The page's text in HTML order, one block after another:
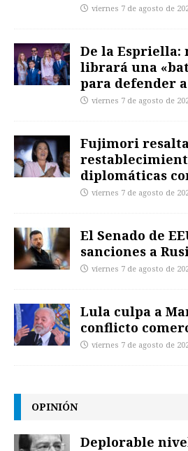
viernes 7 de agosto de
De la Espriella:
librará una
para defender
viernes 7 de agosto de
Fujimori
diplomáticas
viernes 7 de agosto de
El Senado de
sanciones a
viernes 7 de agosto de
Lula culpa a
conflicto
viernes 7 de agosto de
OPINIÓN
Deplorable